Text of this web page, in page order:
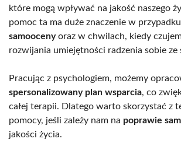
które mogą wpływać na jakość naszego
pomoc ta ma duże znaczenie w przypadku
samoocenyoraz w chwilach, kiedy
rozwijania umiejętności radzenia sobie ze
Pracując z psychologiem, możemy
spersonalizowany plan wsparcia, co
całej terapii. Dlatego warto skorzystać z
pomocy, jeśli zależy nam na poprawie
jakości życia.